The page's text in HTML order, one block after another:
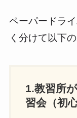
ペーパードラ
く分けて以下
1.教習所
習会（初